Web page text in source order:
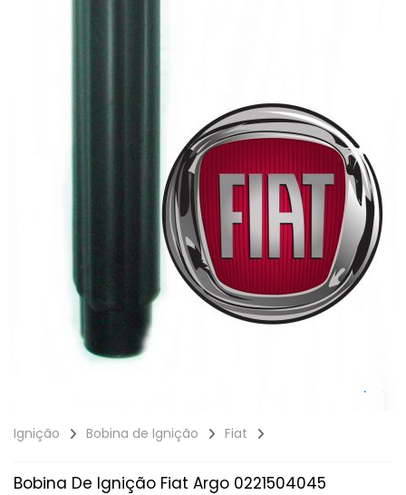
Ignição Bobina de Ignição Fiat
Bobina De Ignição Fiat Argo 0221504045